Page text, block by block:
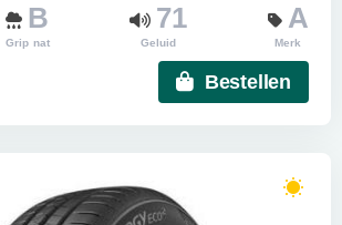
B
Grip nat
71
Geluid
A
Merk
Bestellen